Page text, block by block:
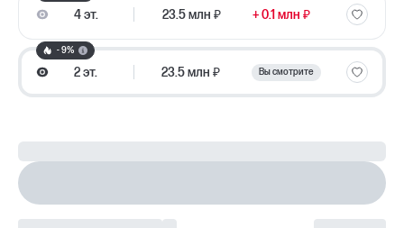
4 эт. 23.5 млн ₽ + 0.1 млн ₽
- 9%
2 эт. 23.5 млн ₽ Вы смотрите
Рассчитайте ипотеку